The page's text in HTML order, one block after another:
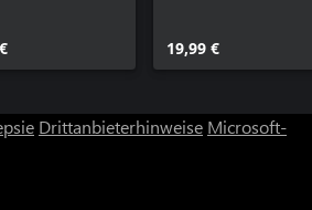
19,99 €
Drittanbieterhinweise Microsoft-